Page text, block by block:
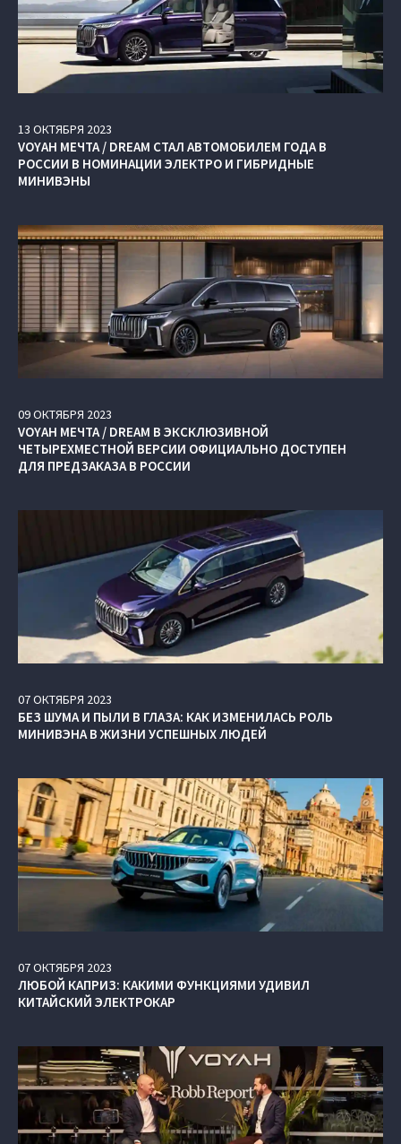
13 ОКТЯБРЯ 2023
VOYAH МЕЧТА / DREAM СТАЛ АВТОМОБИЛЕМ ГОДА В
РОССИИ В НОМИНАЦИИ ЭЛЕКТРО И ГИБРИДНЫЕ
МИНИВЭНЫ
09ОКТЯБРЯ 2023
VOYAH МЕЧТА / DREAM В ЭКСКЛЮЗИВНОЙ
ЧЕТЫРЕХМЕСТНОЙ ВЕРСИИ ОФИЦИАЛЬНО ДОСТУПЕН
ДЛЯ ПРЕДЗАКАЗА В РОССИИ
07ОКТЯБРЯ 2023
БЕЗ ШУМА И ПЫЛИ В ГЛАЗА: КАК ИЗМЕНИЛАСЬ РОЛЬ
МИНИВЭНА В ЖИЗНИ УСПЕШНЫХ ЛЮДЕЙ
07ОКТЯБРЯ 2023
ЛЮБОЙ КАПРИЗ: КАКИМИ ФУНКЦИЯМИ УДИВИЛ
КИТАЙСКИЙ ЭЛЕКТРОКАР